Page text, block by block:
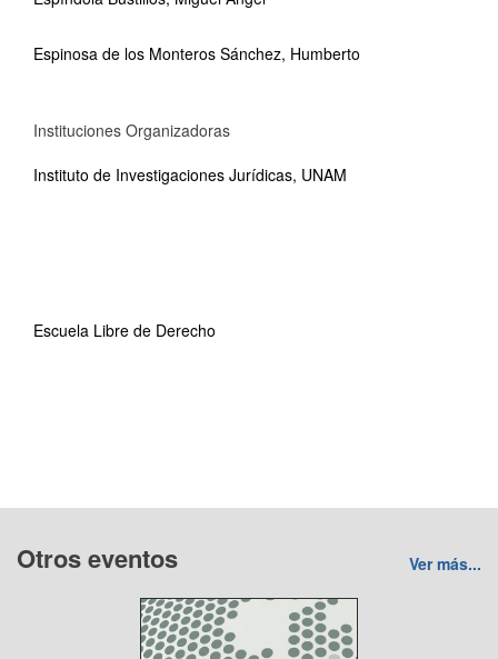
Espinosa de los Monteros Sánchez, Humberto
Instituciones Organizadoras
Instituto de Investigaciones Jurídicas, UNAM
Escuela Libre de Derecho
Otros eventos Ver más...